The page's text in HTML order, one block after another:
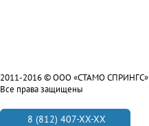
2011-2016 © ООО «СТАМО СПРИНГС»
Все права защищены
8 (812) 407-XX-XX